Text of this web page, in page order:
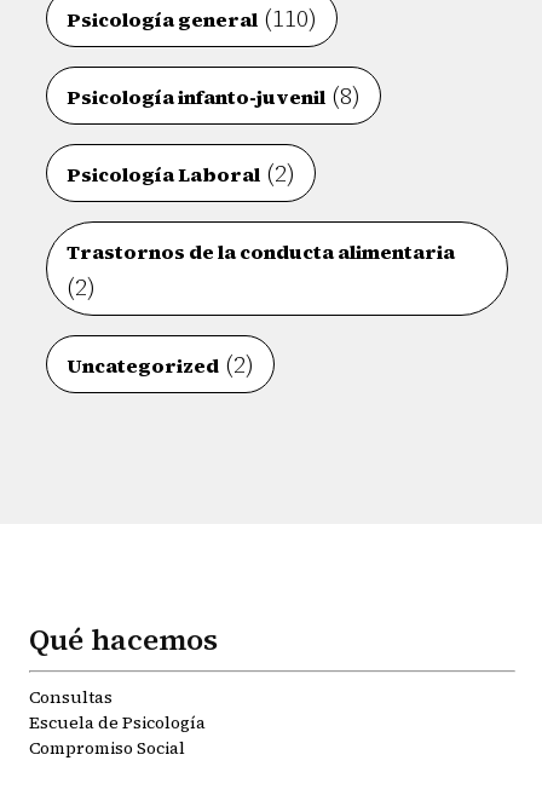
Psicología general (110)
Psicología infanto-juvenil (8)
Psicología Laboral (2)
Trastornos de la conducta alimentaria
(2)
Uncategorized (2)
Qué hacemos
Consultas
Escuela de Psicología
Compromiso Social